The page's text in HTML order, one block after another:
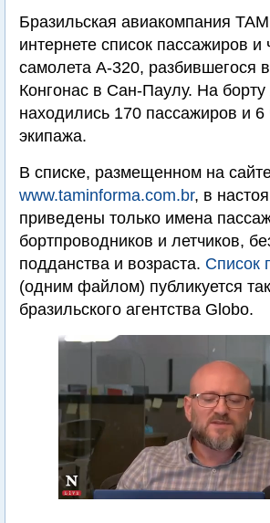
Бразильская авиакомпания
интернете список пассажиров
самолета А-320, разбившегося
Конгонас в Сан-Паулу. На
находились 170 пассажиров и 6
экипажа.
В списке, размещенном на
www.taminforma.com.br, в
приведены только имена
бортпроводников и летчиков,
подданства и возраста. Список
(одним файлом) публикуется
бразильского агентства Globo.